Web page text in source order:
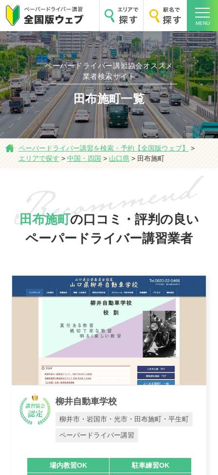
MENU
ホーム
エリアで探す
駅名で探す
おすすめ業者
運営会社
ペーパードライバー講習協会オススメ
業者検索サイト
田布施町一覧
ペーパードライバー講習を検索・予約【全国版ウェブ】
>
エリアで探す > 中国・四国 > 山口県 > 田布施町
田布施町の口コミ・評判の良い
ペーパードライバー講習業者
柳井自動車学校
柳井市・岩国市・光市・田布施町・平生町
ペーパードライバー講習
場内教習OK
駐車練習OK